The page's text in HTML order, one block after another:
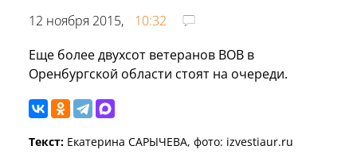
12 ноября 2015,
10:32
Еще более двухсот ветеранов ВОВ в
Оренбургской области стоят на очереди.
Текст: Екатерина САРЫЧЕВА, фото: izvestiaur.ru